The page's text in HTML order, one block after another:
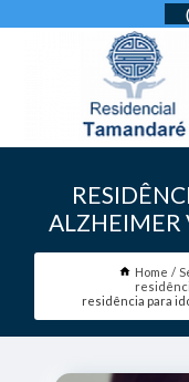
ALZHEIMER
Home
residência para